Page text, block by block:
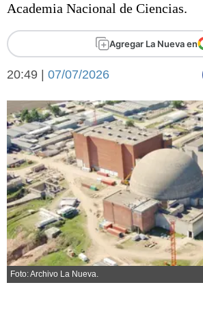
Liga del Sur
Fútbol
Cines
Economía y campo
Economía y
Con el
Espacio
Sociedad y tiempo
libre
Sociedad
Tecnología
Turismo
Salud
Es viral
El tiempo
Academia Nacional de Ciencias.
Agregar La Nueva en
20:49 | 07/07/2026
Foto: Archivo La Nueva.